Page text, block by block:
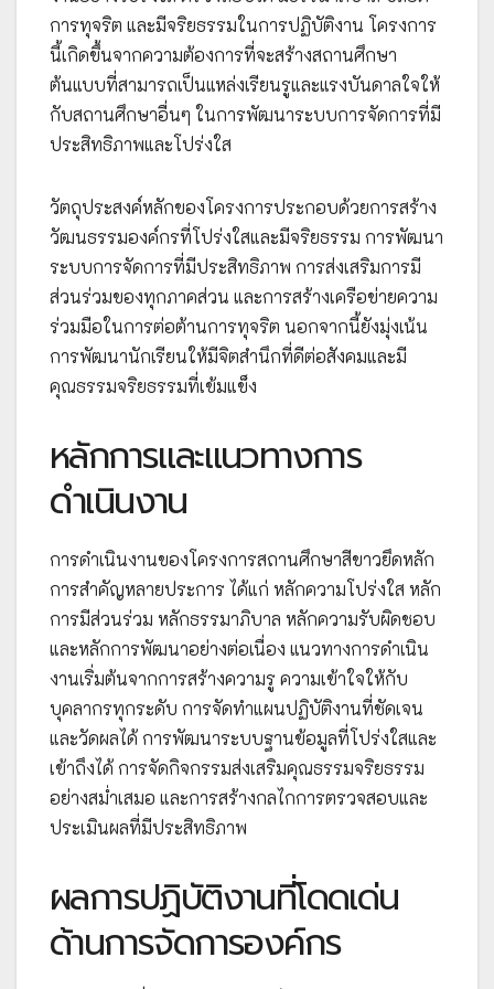
การทุจริต และมีจริยธรรมในการปฏิบัติงาน โครงการ
นี้เกิดขึ้นจากความต้องการที่จะสร้างสถานศึกษา
ต้นแบบที่สามารถเป็นแหล่งเรียนรูและแรงบันดาลใจให้
กับสถานศึกษาอื่นๆ ในการพัฒนาระบบการจัดการที่มี
ประสิทธิภาพและโปร่งใส
วัตถุประสงค์หลักของโครงการประกอบด้วยการสร้าง
วัฒนธรรมองค์กรที่โปร่งใสและมีจริยธรรม การพัฒนา
ระบบการจัดการที่มีประสิทธิภาพ การส่งเสริมการมี
ส่วนร่วมของทุกภาคส่วน และการสร้างเครือข่ายความ
ร่วมมือในการต่อต้านการทุจริต นอกจากนี้ยังมุ่งเน้น
การพัฒนานักเรียนให้มีจิตสำนึกที่ดีต่อสังคมและมี
คุณธรรมจริยธรรมที่เข้มแข็ง
หลักการและแนวทางการ
ดำเนินงาน
การดำเนินงานของโครงการสถานศึกษาสีขาวยึดหลัก
การสำคัญหลายประการ ได้แก่ หลักความโปร่งใส หลัก
การมีส่วนร่วม หลักธรรมาภิบาล หลักความรับผิดชอบ
และหลักการพัฒนาอย่างต่อเนื่อง แนวทางการดำเนิน
งานเริ่มต้นจากการสร้างความรู ความเข้าใจให้กับ
บุคลากรทุกระดับ การจัดทำแผนปฏิบัติงานที่ชัดเจน
และวัดผลได้ การพัฒนาระบบฐานข้อมูลที่โปร่งใสและ
เข้าถึงได้ การจัดกิจกรรมส่งเสริมคุณธรรมจริยธรรม
อย่างสม่ำเสมอ และการสร้างกลไกการตรวจสอบและ
ประเมินผลที่มีประสิทธิภาพ
ผลการปฏิบัติงานที่โดดเด่น
ด้านการจัดการองค์กร